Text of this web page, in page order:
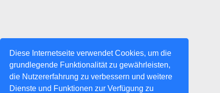
Diese Internetseite verwendet Cookies, um die
grundlegende Funktionalität zu gewährleisten,
die Nutzererfahrung zu verbessern und weitere
Dienste und Funktionen zur Verfügung zu